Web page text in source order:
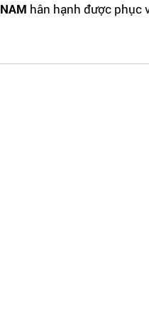
hân hạnh được phục